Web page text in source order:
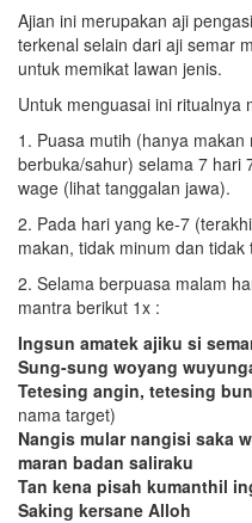
Ajian ini merupakan aji
terkenal selain dari aji semar
untuk memikat lawan jenis.
Untuk menguasai ini ritualnya
1. Puasa mutih (hanya
berbuka/sahur) selama 7 hari
wage (lihat tanggalan jawa).
2. Pada hari yang ke-7
makan, tidak minum dan tidak
2. Selama berpuasa malam
mantra berikut 1x :
Ingsun amatek ajiku si
Sung-sung woyang
Tetesing angin, tetesing
nama target)
Nangis mular nangisi saka
maran badan saliraku
Tan kena pisah kumanthil
Saking kersane Alloh